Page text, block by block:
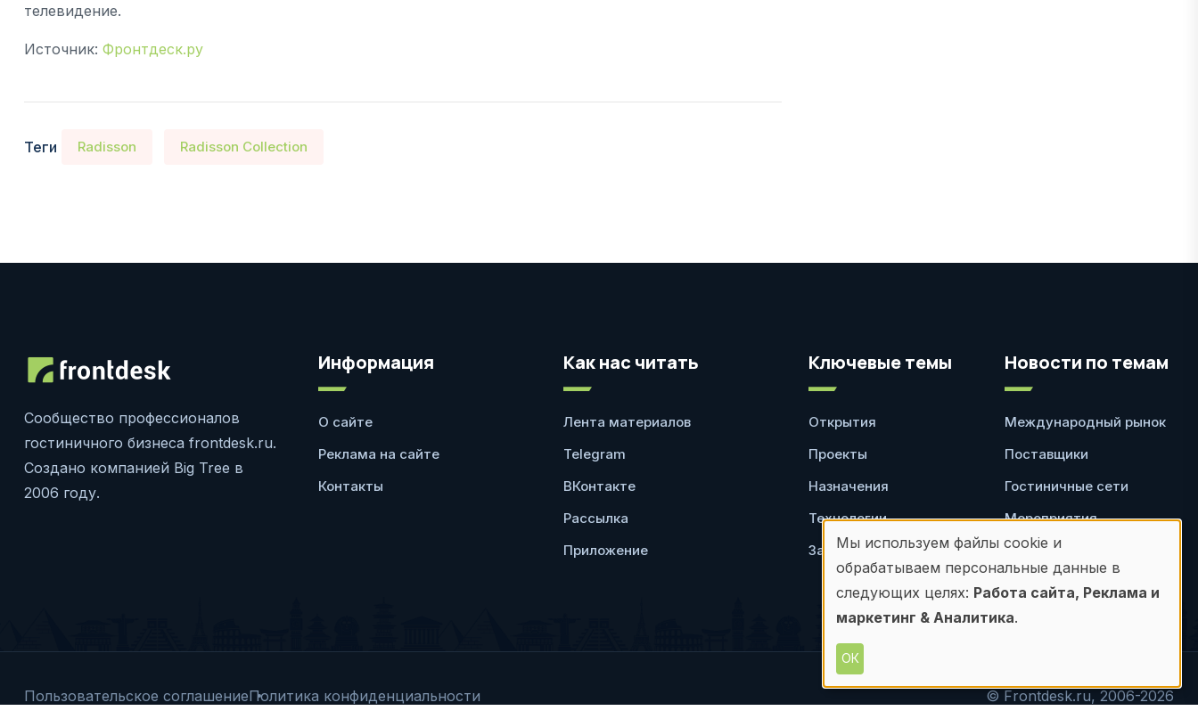
телевидение.
Источник: Фронтдеск.ру
Теги Radisson Radisson Collection
Сообщество профессионалов
гостиничного бизнеса frontdesk.ru.
Создано компанией Big Tree в
2006 году.
Информация
О сайте
Реклама на сайте
Контакты
Как нас читать
Лента материалов
Telegram
ВКонтакте
Рассылка
Приложение
Ключевые темы
Открытия
Проекты
Назначения
Технологии
Законодательство
Новости по темам
Международный рынок
Поставщики
Гостиничные сети
Мероприятия
Ресторан
Пользовательское соглашениеПолитика конфиденциальности
© Frontdesk.ru, 2006-2026
Использование
персональных
данных
и
файлов
Мы используем файлы cookie и
обрабатываем персональные данные в
следующих целях: Работа сайта, Реклама и
маркетинг & Аналитика.
ОК